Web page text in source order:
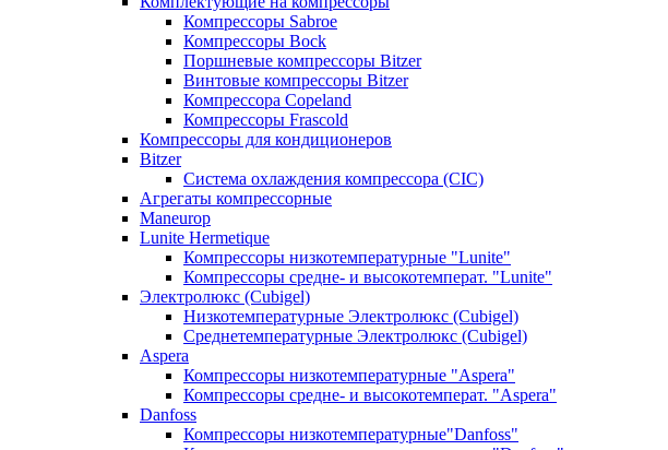
Компрессоры Sabroe
Компрессоры Bock
Поршневые компрессоры Bitzer
Винтовые компрессоры Bitzer
Компрессора Copeland
Компрессоры Frascold
Компрессоры для кондиционеров
Bitzer
Система охлаждения компрессора (CIC)
Агрегаты компрессорные
Maneurop
Lunite Hermetique
Компрессоры низкотемпературные "Lunite"
Компрессоры средне- и высокотемперат. "Lunite"
Электролюкс (Cubigel)
Низкотемпературные Электролюкс (Cubigel)
Среднетемпературные Электролюкс (Cubigel)
Aspera
Компрессоры низкотемпературные "Aspera"
Компрессоры средне- и высокотемперат. "Aspera"
Danfoss
Компрессоры низкотемпературные"Danfoss"